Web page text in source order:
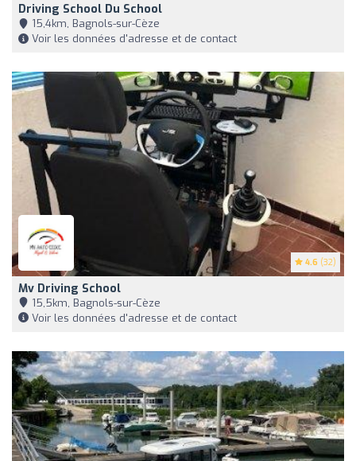
Driving School Du School
15,4km, Bagnols-sur-Cèze
Voir les données d'adresse et de contact
4.6 (32)
Mv Driving School
15,5km, Bagnols-sur-Cèze
Voir les données d'adresse et de contact